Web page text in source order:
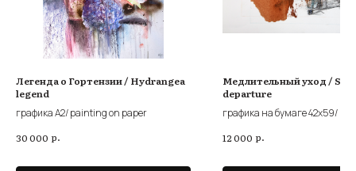
Легенда о Гортензии / Hydrangea
legend
графика А2/ painting on paper
30 000 р.
Медлительный уход /
departure
графика на бумаге 42х59/
12 000 р.